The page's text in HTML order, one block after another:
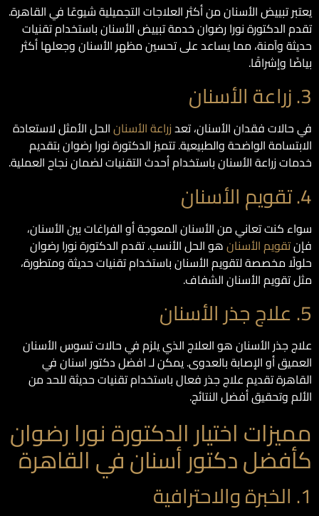
يعتبر تبييض الأسنان من أكثر العلاجات التجميلية شيوعًا في القاهرة.
تقدم الدكتورة نورا رضوان خدمة تبييض الأسنان باستخدام تقنيات
حديثة وآمنة، مما يساعد على تحسين مظهر الأسنان وجعلها أكثر
بياضًا وإشراقًا.
3. زراعة الأسنان
في حالات فقدان الأسنان، تعدزراعة الأسنانالحل الأمثل لاستعادة
الابتسامة الواضحة والطبيعية. تتميز الدكتورة نورا رضوان بتقديم
خدمات زراعة الأسنان باستخدام أحدث التقنيات لضمان نجاح العملية.
4. تقويم الأسنان
سواء كنت تعاني من الأسنان المعوجة أو الفراغات بين الأسنان،
فإنتقويم الأسنانهو الحل الأنسب. تقدم الدكتورة نورا رضوان
حلولًا مخصصة لتقويم الأسنان باستخدام تقنيات حديثة ومتطورة،
مثل تقويم الأسنان الشفاف.
5. علاج جذر الأسنان
علاج جذر الأسنان هو العلاج الذي يلزم في حالات تسوس الأسنان
العميق أو الإصابة بالعدوى. يمكن لـ افضل دكتور اسنان في
القاهرة تقديم علاج جذر فعال باستخدام تقنيات حديثة للحد من
الألم وتحقيق أفضل النتائج.
مميزات اختيار الدكتورة نورا رضوان
كأفضل دكتور أسنان في القاهرة
1. الخبرة والاحترافية